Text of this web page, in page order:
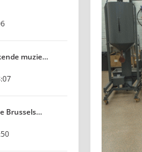
muzie…
Brussels…